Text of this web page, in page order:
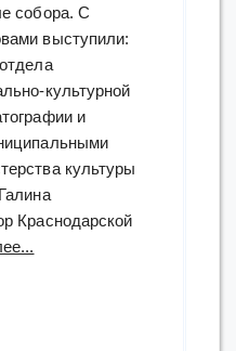
собора. С
выступили:
культурной
и
культуры
Краснодарской